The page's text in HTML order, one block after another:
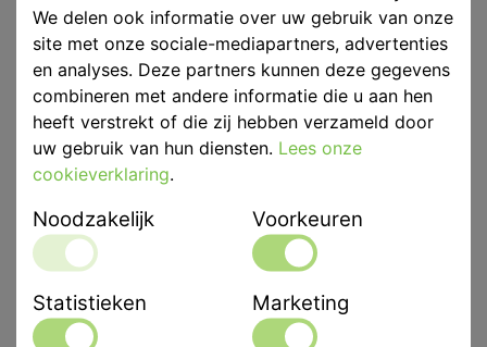
Eenheid
p/st
Merk
ASA Dental
Productbeschrijving
Dentaal Instrument van Asa
Diktemeter voor was. Meetbereik 1-10mm
ASA Diktemeter Voor
We delen ook informatie over uw gebruik van onze
site met onze sociale-mediapartners, advertenties
en analyses. Deze partners kunnen deze gegevens
combineren met andere informatie die u aan hen
heeft verstrekt of die zij hebben verzameld door
uw gebruik van hun diensten. Lees onze
cookieverklaring.
Noodzakelijk Voorkeuren
Statistieken Marketing